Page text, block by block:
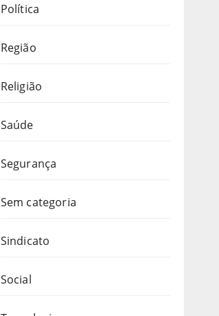
Política
Região
Religião
Saúde
Segurança
Sem categoria
Sindicato
Social